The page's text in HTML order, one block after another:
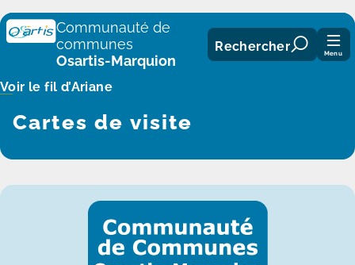
Panneau de gestion des cookies
Communauté de
communes
Osartis-Marquion
Rechercher Menu
Voir le fil d’Ariane
Cartes de visite